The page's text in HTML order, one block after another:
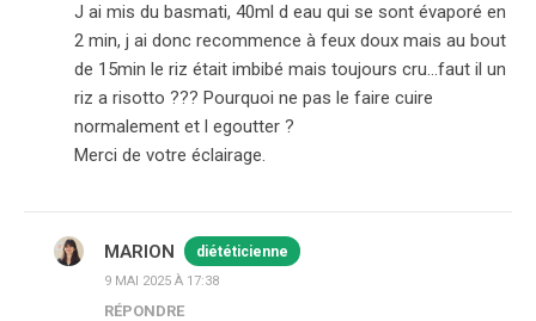
J ai mis du basmati, 40ml d eau qui se sont évaporé en
2 min, j ai donc recommence à feux doux mais au bout
de 15min le riz était imbibé mais toujours cru…faut il un
riz a risotto ??? Pourquoi ne pas le faire cuire
normalement et l egoutter ?
Merci de votre éclairage.
MARION diététicienne
9 MAI 2025 À 17:38
RÉPONDRE